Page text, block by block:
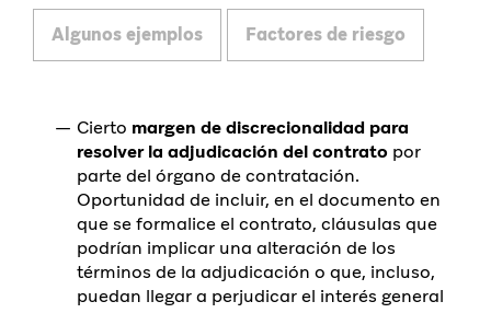
Algunos ejemplos Factores de riesgo
Cierto margen de discrecionalidad para
resolver la adjudicación del contrato por
parte del órgano de contratación.
Oportunidad de incluir, en el documento en
que se formalice el contrato, cláusulas que
podrían implicar una alteración de los
términos de la adjudicación o que, incluso,
puedan llegar a perjudicar el interés general